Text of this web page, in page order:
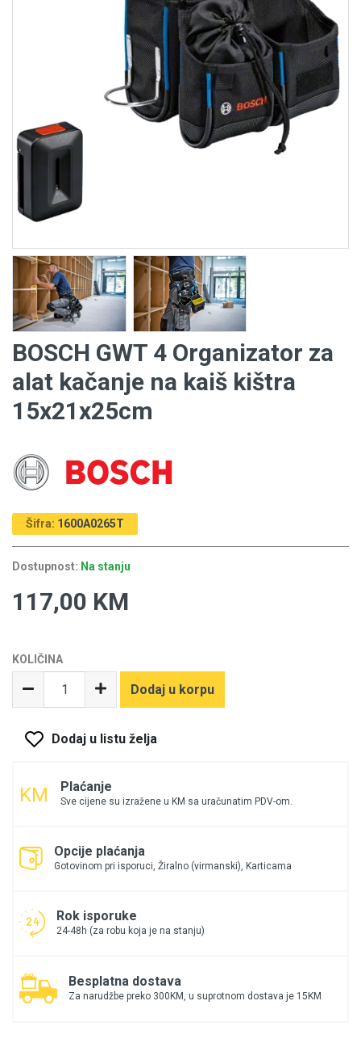
BOSCH GWT 4 Organizator za
alat kačanje na kaiš kištra
15x21x25cm
Šifra: 1600A0265T
Dostupnost: Na stanju
117,00 KM
KOLIČINA
Dodaj u korpu
Dodaj u listu želja
Plaćanje
Sve cijene su izražene u KM sa uračunatim PDV-om.
Opcije plaćanja
Gotovinom pri isporuci, Žiralno (virmanski), Karticama
Rok isporuke
24-48h (za robu koja je na stanju)
Besplatna dostava
Za narudžbe preko 300KM, u suprotnom dostava je 15KM